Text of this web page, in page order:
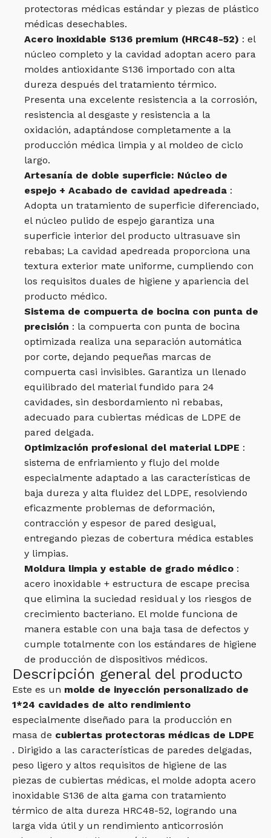
protectoras médicas estándar y piezas de plástico
médicas desechables.
Acero inoxidable S136 premium (HRC48-52) : el
núcleo completo y la cavidad adoptan acero para
moldes antioxidante S136 importado con alta
dureza después del tratamiento térmico.
Presenta una excelente resistencia a la corrosión,
resistencia al desgaste y resistencia a la
oxidación, adaptándose completamente a la
producción médica limpia y al moldeo de ciclo
largo.
Artesanía de doble superficie: Núcleo de
espejo + Acabado de cavidad apedreada :
Adopta un tratamiento de superficie diferenciado,
el núcleo pulido de espejo garantiza una
superficie interior del producto ultrasuave sin
rebabas; La cavidad apedreada proporciona una
textura exterior mate uniforme, cumpliendo con
los requisitos duales de higiene y apariencia del
producto médico.
Sistema de compuerta de bocina con punta de
precisión : la compuerta con punta de bocina
optimizada realiza una separación automática
por corte, dejando pequeñas marcas de
compuerta casi invisibles. Garantiza un llenado
equilibrado del material fundido para 24
cavidades, sin desbordamiento ni rebabas,
adecuado para cubiertas médicas de LDPE de
pared delgada.
Optimización profesional del material LDPE :
sistema de enfriamiento y flujo del molde
especialmente adaptado a las características de
baja dureza y alta fluidez del LDPE, resolviendo
eficazmente problemas de deformación,
contracción y espesor de pared desigual,
entregando piezas de cobertura médica estables
y limpias.
Moldura limpia y estable de grado médico :
acero inoxidable + estructura de escape precisa
que elimina la suciedad residual y los riesgos de
crecimiento bacteriano. El molde funciona de
manera estable con una baja tasa de defectos y
cumple totalmente con los estándares de higiene
de producción de dispositivos médicos.
Descripción general del producto
Este es un molde de inyección personalizado de
1*24 cavidades de alto rendimiento
especialmente diseñado para la producción en
masa de cubiertas protectoras médicas de LDPE
. Dirigido a las características de paredes delgadas,
peso ligero y altos requisitos de higiene de las
piezas de cubiertas médicas, el molde adopta acero
inoxidable S136 de alta gama con tratamiento
térmico de alta dureza HRC48-52, logrando una
larga vida útil y un rendimiento anticorrosión